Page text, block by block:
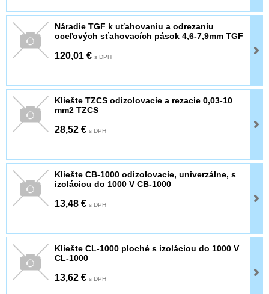
Náradie TGF k uťahovaniu a odrezaniu
oceľových sťahovacích pások 4,6-7,9mm TGF
120,01 € s DPH
Kliešte TZCS odizolovacie a rezacie 0,03-10
mm2 TZCS
28,52 € s DPH
Kliešte CB-1000 odizolovacie, univerzálne, s
izoláciou do 1000 V CB-1000
13,48 € s DPH
Kliešte CL-1000 ploché s izoláciou do 1000 V
CL-1000
13,62 € s DPH